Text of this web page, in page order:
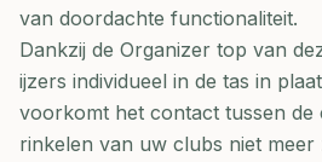
van doordachte functionaliteit.
Dankzij de Organizer top van
ijzers individueel in de tas in
voorkomt het contact tussen
rinkelen van uw clubs niet